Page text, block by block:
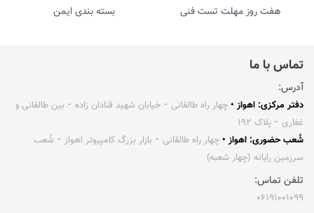
هفت روز مهلت تست فنی بسته بندی ایمن
تماس با ما
آدرس:
دفتر مرکزی: اهواز • چهار راه طالقانی ⁃ خیابان شهید قنادان زاده ⁃ بین طالقانی و
غفاری ⁃ پلاک ۱۹۲
شُعب حضوری: اهواز • چهار راه طالقانی ⁃ بازار بزرگ کامپیوتر اهواز ⁃ شُعب
سرزمین رایانه (چهار شعبه)
تلفن تماس:
۰۶۱۹۱۰۰۱۰۹۹